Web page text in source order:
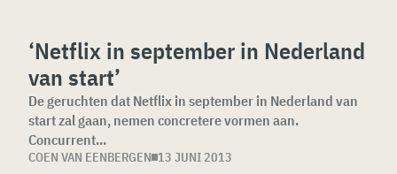
‘Netflix in september in Nederland
van start’
De geruchten dat Netflix in september in Nederland van
start zal gaan, nemen concretere vormen aan.
Concurrent...
COEN VAN EENBERGEN 13 JUNI 2013